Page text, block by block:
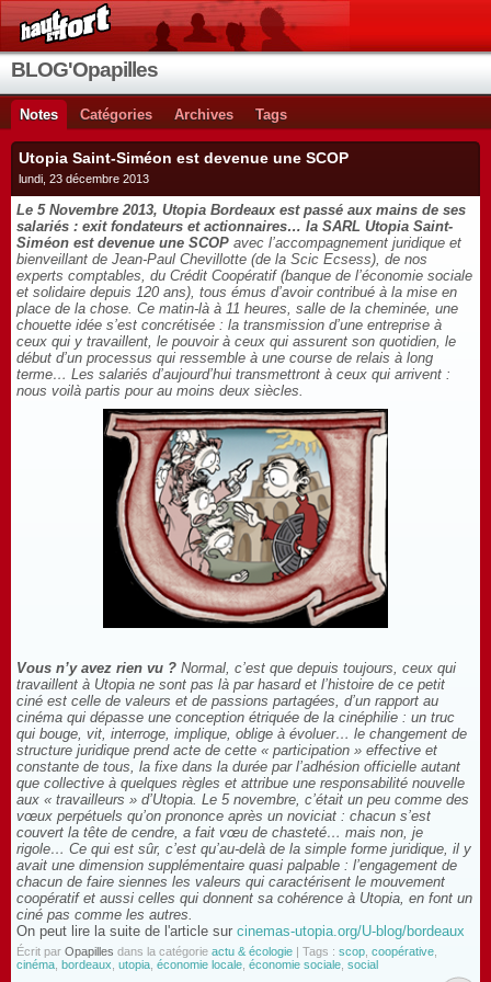
BLOG'Opapilles
Notes Catégories Archives Tags
Utopia Saint-Siméon est devenue une SCOP
lundi, 23 décembre 2013
Le 5 Novembre 2013, Utopia Bordeaux est passé aux mains de ses
salariés : exit fondateurs et actionnaires… la SARL Utopia Saint-
Siméon est devenue une SCOP avec l’accompagnement juridique et
bienveillant de Jean-Paul Chevillotte (de la Scic Ecsess), de nos
experts comptables, du Crédit Coopératif (banque de l’économie sociale
et solidaire depuis 120 ans), tous émus d’avoir contribué à la mise en
place de la chose. Ce matin-là à 11 heures, salle de la cheminée, une
chouette idée s’est concrétisée : la transmission d’une entreprise à
ceux qui y travaillent, le pouvoir à ceux qui assurent son quotidien, le
début d’un processus qui ressemble à une course de relais à long
terme… Les salariés d’aujourd’hui transmettront à ceux qui arrivent :
nous voilà partis pour au moins deux siècles.
Vous n’y avez rien vu ? Normal, c’est que depuis toujours, ceux qui
travaillent à Utopia ne sont pas là par hasard et l’histoire de ce petit
ciné est celle de valeurs et de passions partagées, d’un rapport au
cinéma qui dépasse une conception étriquée de la cinéphilie : un truc
qui bouge, vit, interroge, implique, oblige à évoluer… le changement de
structure juridique prend acte de cette « participation » effective et
constante de tous, la fixe dans la durée par l’adhésion officielle autant
que collective à quelques règles et attribue une responsabilité nouvelle
aux « travailleurs » d’Utopia. Le 5 novembre, c’était un peu comme des
vœux perpétuels qu’on prononce après un noviciat : chacun s’est
couvert la tête de cendre, a fait vœu de chasteté… mais non, je
rigole… Ce qui est sûr, c’est qu’au-delà de la simple forme juridique, il y
avait une dimension supplémentaire quasi palpable : l’engagement de
chacun de faire siennes les valeurs qui caractérisent le mouvement
coopératif et aussi celles qui donnent sa cohérence à Utopia, en font un
ciné pas comme les autres.
On peut lire la suite de l'article sur cinemas-utopia.org/U-blog/bordeaux
Écrit par Opapilles dans la catégorie actu & écologie | Tags : scop coopérative
cinéma bordeaux utopia économie locale économie sociale social